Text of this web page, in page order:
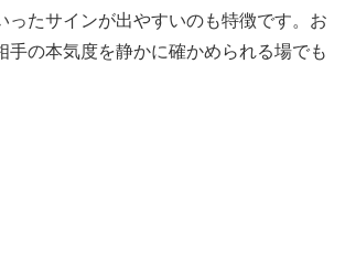
ったサインが出やすいのも特徴です。お
手の本気度を静かに確かめられる場でも